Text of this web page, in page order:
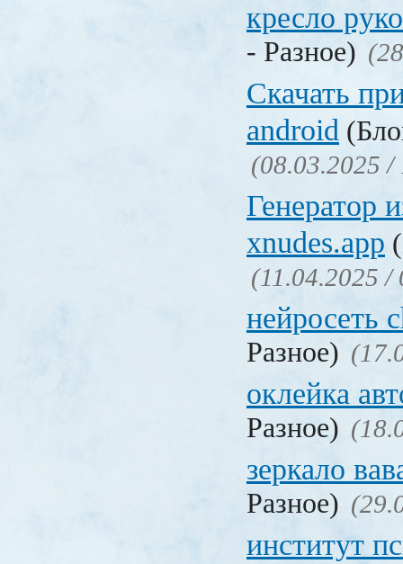
кресло
- Разное)
Скачать
android
(08.03.2025 /
Генератор
xnudes.app
(11.04.2025 /
нейросеть
Разное)
оклейка
Разное)
зеркало
Разное)
институт